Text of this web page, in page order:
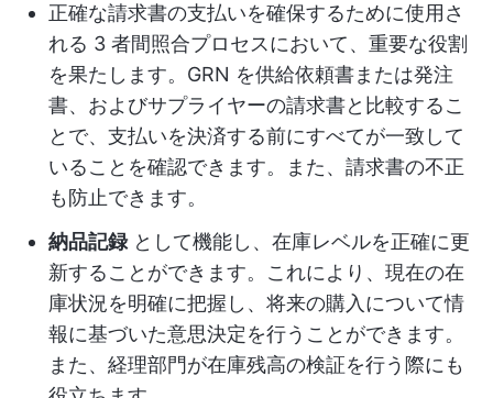
正確な請求書の支払いを確保するために使用さ
れる 3 者間照合プロセスにおいて、重要な役割
を果たします。GRN を供給依頼書または発注
書、およびサプライヤーの請求書と比較するこ
とで、支払いを決済する前にすべてが一致して
いることを確認できます。また、請求書の不正
も防止できます。
納品記録として機能し、在庫レベルを正確に更
新することができます。これにより、現在の在
庫状況を明確に把握し、将来の購入について情
報に基づいた意思決定を行うことができます。
また、経理部門が在庫残高の検証を行う際にも